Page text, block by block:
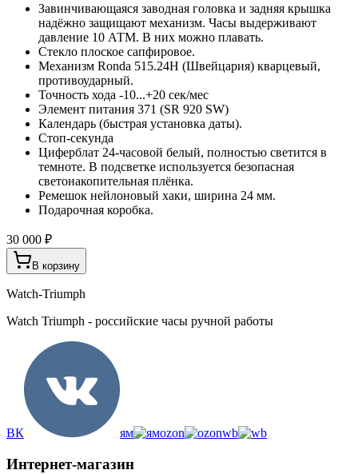
Завинчивающаяся заводная головка и задняя крышка
надёжно защищают механизм. Часы выдерживают
давление 10 АТМ. В них можно плавать.
Стекло плоское сапфировое.
Механизм Ronda 515.24H (Швейцария) кварцевый,
противоударный.
Точность хода -10...+20 сек/мес
Элемент питания 371 (SR 920 SW)
Календарь (быстрая установка даты).
Стоп-секунда
Циферблат 24-часовой белый, полностью светится в
темноте. В подсветке используется безопасная
светонакопительная плёнка.
Ремешок нейлоновый хаки, ширина 24 мм.
Подарочная коробка.
30 000 ₽
В корзину
Watch-Triumph
Watch Triumph - российские часы ручной работы
ВК ям ozon wb
Интернет-магазин